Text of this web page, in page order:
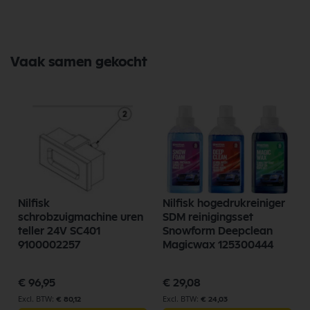
Vaak samen gekocht
Nilfisk
schrobzuigmachine uren
teller 24V SC401
9100002257
€ 96,95
€ 80,12
Nilfisk hogedrukreiniger
SDM reinigingsset
Snowform Deepclean
Magicwax 125300444
€ 29,08
€ 24,03